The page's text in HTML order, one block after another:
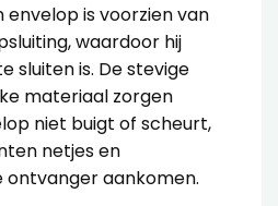
is voorzien van
waardoor hij
sluiten is. De stevige
materiaal zorgen
niet buigt of scheurt,
netjes en
ontvanger aankomen.